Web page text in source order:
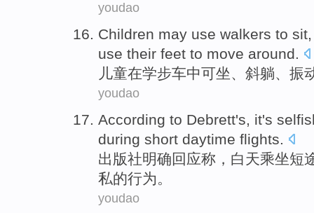
youdao
Children may use walkers to sit
use their feet to move around.
儿童在学步车中可坐、 斜躺、振
youdao
According to Debrett's, it's
during short daytime flights.
出版社明确回应称， 白天乘坐短
私的行为。
youdao